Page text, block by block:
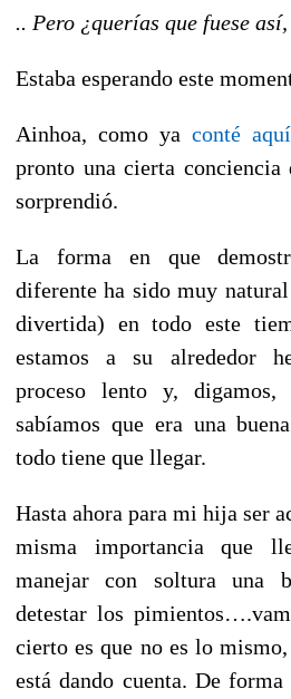
.. Pero ¿querías que fuese
Estaba esperando este
Ainhoa, como ya conté aquí
pronto una cierta conciencia
sorprendió.
La forma en que
diferente ha sido muy
divertida) en todo este
estamos a su alrededor
proceso lento y, digamos,
sabíamos que era una
todo tiene que llegar.
Hasta ahora para mi hija ser
misma importancia que
manejar con soltura una
detestar los
cierto es que no es lo
está dando cuenta. De